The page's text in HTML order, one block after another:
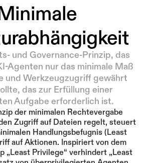
und Governance-Prinzip, das
Agenten nur das minimale Maß
und Werkzeugzugriff gewährt
das zur Erfüllung einer
Aufgabe erforderlich ist.
der minimalen Rechtevergabe
Zugriff auf Dateien regelt, steuert
Handlungsbefugnis (Least
auf Aktionen. Inspiriert von dem
„Least Privilege“ verhindert „Least